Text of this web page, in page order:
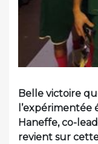
Belle victoire
Haneffe, co-
revient sur